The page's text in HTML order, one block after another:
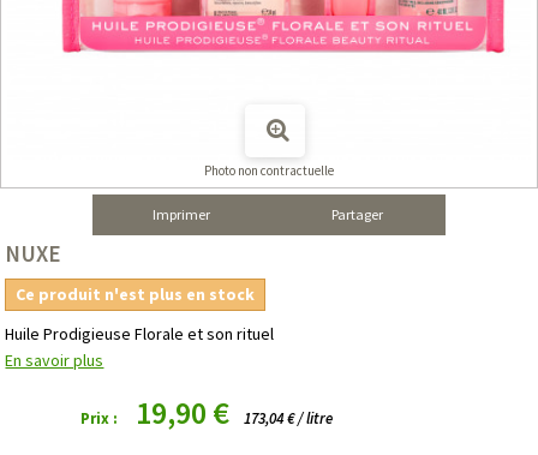
Photo non contractuelle
Imprimer Partager
NUXE
Ce produit n'est plus en stock
Huile Prodigieuse Florale et son rituel
En savoir plus
Prix : 19,90 € 173,04 € / litre